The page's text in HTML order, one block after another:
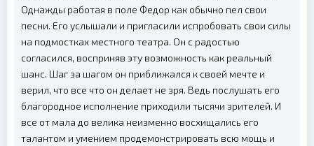
Однажды работая в поле Федор как обычно пел свои
песни. Его услышали и пригласили испробовать свои силы
на подмостках местного театра. Он с радостью
согласился, восприняв эту возможность как реальный
шанс. Шаг за шагом он приближался к своей мечте и
верил, что все что он делает не зря. Ведь послушать его
благородное исполнение приходили тысячи зрителей. И
все от мала до велика неизменно восхищались его
талантом и умением продемонстрировать всю мощь и